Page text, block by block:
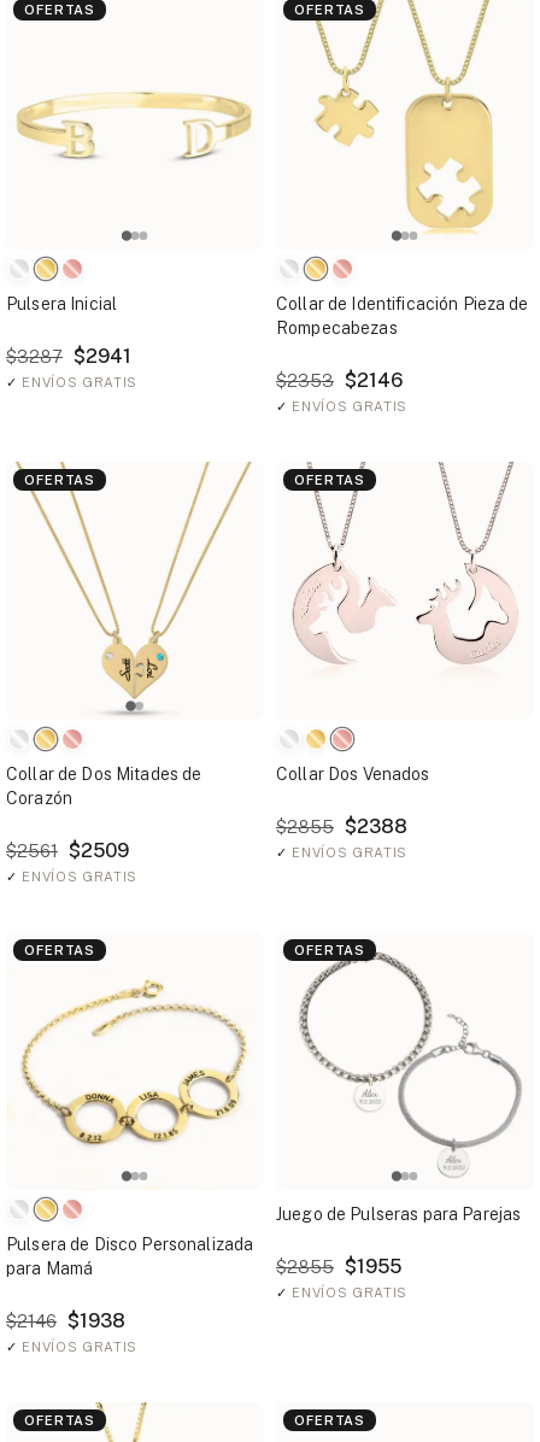
OFERTAS
Pulsera Inicial
$3287 $2941
✓ ENVÍOS GRATIS
OFERTAS
Collar de Identificación Pieza de
Rompecabezas
$2353 $2146
✓ ENVÍOS GRATIS
OFERTAS
Collar de Dos Mitades de
Corazón
$2561 $2509
✓ ENVÍOS GRATIS
OFERTAS
Collar Dos Venados
$2855 $2388
✓ ENVÍOS GRATIS
OFERTAS
Pulsera de Disco Personalizada
para Mamá
$2146 $1938
✓ ENVÍOS GRATIS
OFERTAS
Juego de Pulseras para Parejas
$2855 $1955
✓ ENVÍOS GRATIS
OFERTAS OFERTAS